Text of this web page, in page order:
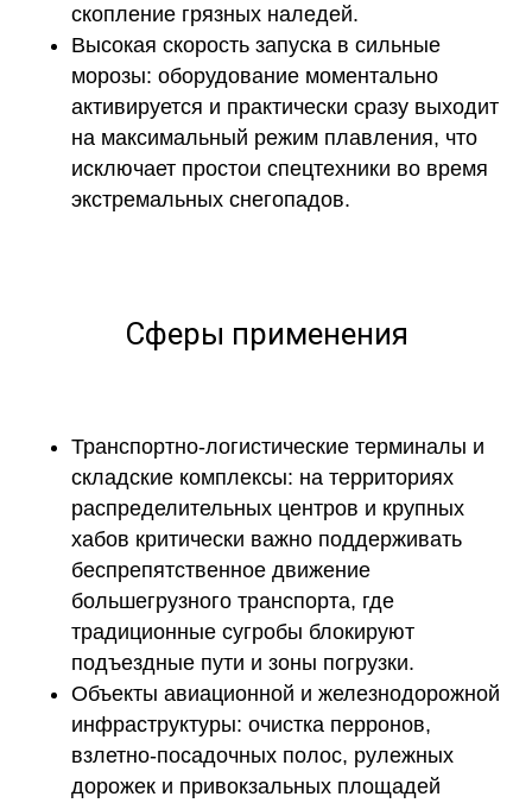
скопление грязных наледей.
Высокая скорость запуска в сильные
морозы: оборудование моментально
активируется и практически сразу выходит
на максимальный режим плавления, что
исключает простои спецтехники во время
экстремальных снегопадов.
Сферы применения
Транспортно-логистические терминалы и
складские комплексы: на территориях
распределительных центров и крупных
хабов критически важно поддерживать
беспрепятственное движение
большегрузного транспорта, где
традиционные сугробы блокируют
подъездные пути и зоны погрузки.
Объекты авиационной и железнодорожной
инфраструктуры: очистка перронов,
взлетно-посадочных полос, рулежных
дорожек и привокзальных площадей